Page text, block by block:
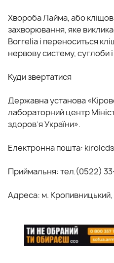
Хвороба Лайма, або
захворювання, яке
Borrelia і переноситься
нервову систему, суглоби
Куди звертатися
Державна установа
лабораторний центр
здоров’я України».
Електронна пошта:
Приймальня: тел.(0522)
Адреса: м. Кропивницький,